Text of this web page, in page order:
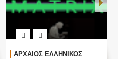
ΑΡΧΑΙΟΣ ΕΛΛΗΝΙΚΟΣ